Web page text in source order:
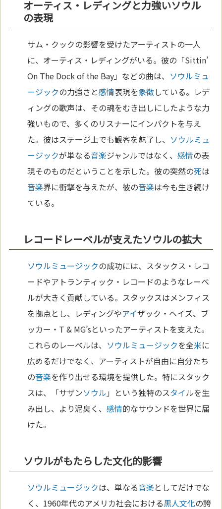
オーティス・レディングと力強いソウル
の表現
サム・クックの影響を受けたアーティストの一人
に、オーティス・レディングがいる。彼の「Sittin’
On The Dock of the Bay」などの曲は、 ソウルミュ
ージックの力強さと感情表現を象徴している。レデ
ィングの歌声は、その魂をむき出しにしたような力
強いもので、多くのリスナーにインパクトを与え
た。彼はステージ上でも観客を魅了し、 ソウルミュ
ージックが単なる音楽ジャンルではなく、感情の表
現そのものだということを示した。彼の突然の死は
音楽界に衝撃を与えたが、彼の音楽は今も生き続け
ている。
レコードレーベルが支えたソウルの拡大
ソウルミュージックの成功には、スタックス・レコ
ードやアトランティック・レコードのようなレーベ
ルが大きく貢献している。スタックスはメンフィス
を拠点とし、レディングやアイザック・ヘイズ、ブ
ッカー・T & MG’sといったアーティストを支えた。
これらのレーベルは、 ソウルミュージックを全米に
広めるだけでなく、アーティストが自由に自分たち
の音楽を作り出せる環境を提供した。特にスタック
スは、「サザンソウル 」という独特のスタイルを生
み出し、より泥臭く、感情的なサウンドを世界に届
けた。
ソウルがもたらした文化的影響
ソウルミュージックは、単なる音楽としてだけでな
く、1960年代のアメリカ社会における黒人文化の誇